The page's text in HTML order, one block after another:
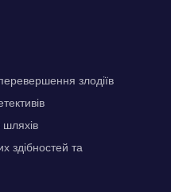
злодіїв
здібностей та